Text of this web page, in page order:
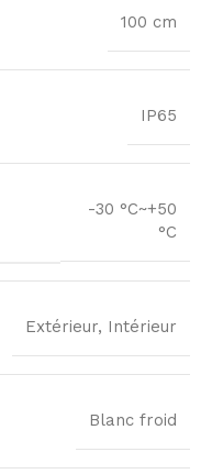
100 cm
IP65
-30 °C~+50
°C
Extérieur, Intérieur
Blanc froid